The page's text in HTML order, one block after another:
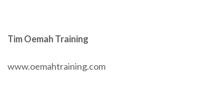
Tim Oemah Training
www.oemahtraining.com